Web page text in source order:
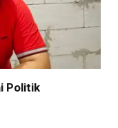
Politik